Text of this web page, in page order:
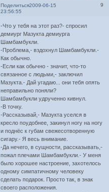
Поделиться 9
2009-06-15
23:56:55
-Что у тебя на этот раз?- спросил
демиург Мазукта демиурга
Шамбамбукли.
-Проблема,- вздохнул Шамбамбукли.-
Как обычно.
-Если как обычно - значит, что-то
связанное с людьми,- заключил
Мазукта.- Дай угадаю... они тебя опять
неправильно поняли?
Шамбамбукли удрученно кивнул.
-В точку.
-Рассказывай,- Мазукта уселся в
кресло поудобнее, закинул ногу на ногу
и поднёс к губам свежесотворенную
сигару.- Я весь внимание.
-Да нечего, в сущности, рассказывать,-
пожал плечами Шамбамбукли.- У меня
было хорошее настроение, захотелось
одному симпатичному человеку
сделать подарок. Просто так, в знак
своего расположения.